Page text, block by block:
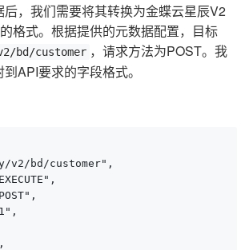
，我们需要将其转换为金蝶云星辰V2
格式。根据提供的元数据配置，目标
bd/customer ，请求方法为POST。我
API要求的字段格式。
v2/bd/customer",